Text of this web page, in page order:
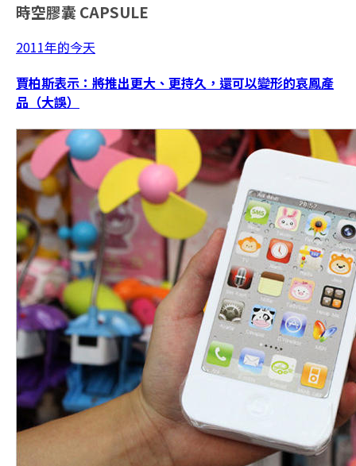
時空膠囊 CAPSULE
2011年的今天
賈柏斯表示：將推出更大、更持久，還可以變形的哀鳳產
品（大誤）